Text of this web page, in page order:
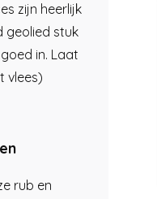
zijn heerlijk
geolied stuk
in. Laat
vlees)
rub en